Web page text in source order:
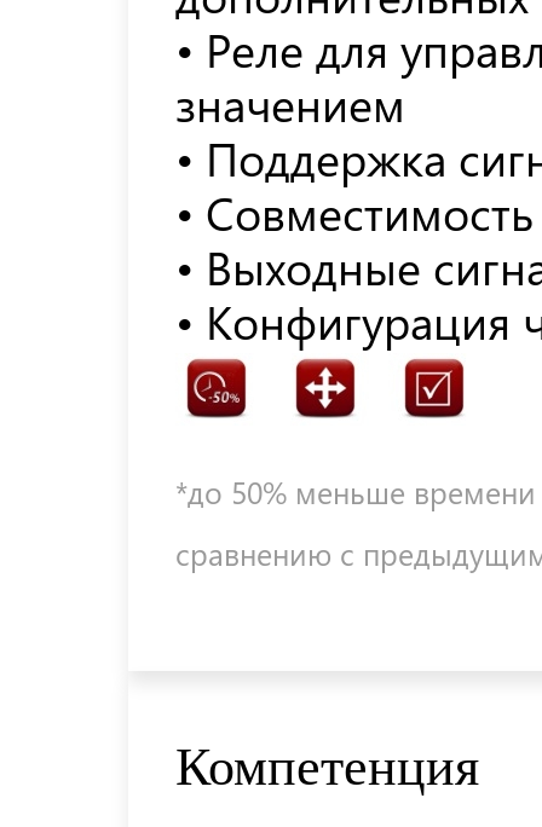
• Реле для
значением
• Поддержка
•
• Выходные
• Конфигурация
*до 50% меньше времени
сравнению с
Компетенция